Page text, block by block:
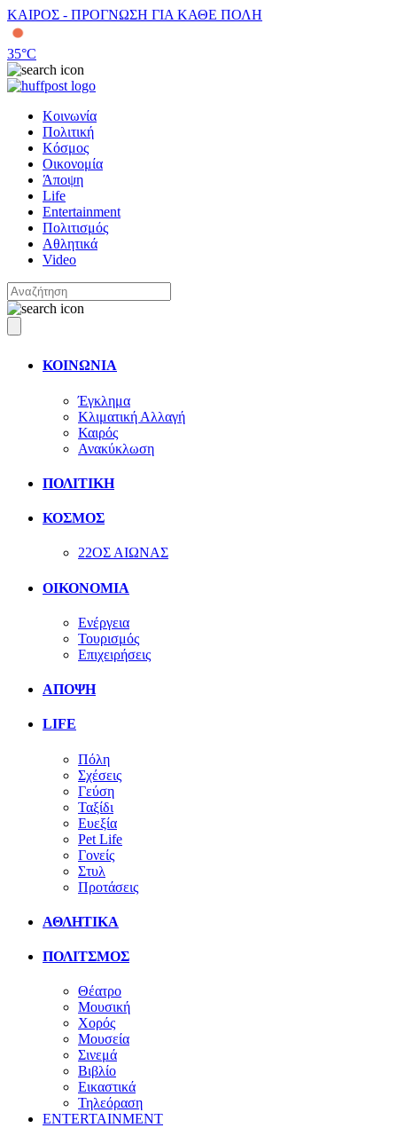
ΚΑΙΡΟΣ - ΠΡΟΓΝΩΣΗ ΓΙΑ ΚΑΘΕ ΠΟΛΗ
35°C
Κοινωνία
Πολιτική
Κόσμος
Οικονομία
Άποψη
Life
Entertainment
Πολιτισμός
Αθλητικά
Video
ΚΟΙΝΩΝΙΑ
Έγκλημα
Κλιματική Αλλαγή
Καιρός
Ανακύκλωση
ΠΟΛΙΤΙΚΗ
ΚΟΣΜΟΣ
22ΟΣ ΑΙΩΝΑΣ
ΟΙΚΟΝΟΜΙΑ
Ενέργεια
Τουρισμός
Επιχειρήσεις
ΑΠΟΨΗ
LIFE
Πόλη
Σχέσεις
Γεύση
Ταξίδι
Ευεξία
Pet Life
Γονείς
Στυλ
Προτάσεις
ΑΘΛΗΤΙΚΑ
ΠΟΛΙΤΣΜΟΣ
Θέατρο
Μουσική
Χορός
Μουσεία
Σινεμά
Βιβλίο
Εικαστικά
Τηλεόραση
ENTERTAINMENT